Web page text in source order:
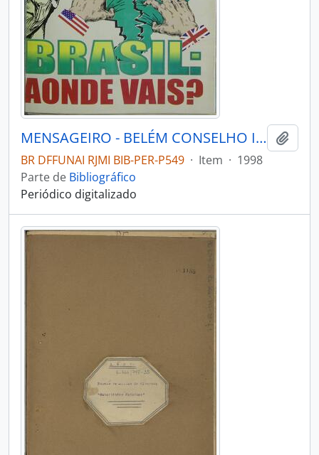
MENSAGEIRO - BELÉM CONSELHO INDIGENISTA MISSIONÁRIO - 1998 - Nº112
BR DFFUNAI RJMI BIB-PER-P549 · Item · 1998
Parte de Bibliográfico
Periódico digitalizado